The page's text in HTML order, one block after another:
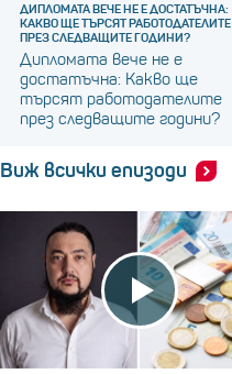
ДИПЛОМАТА ВЕЧЕ НЕ Е ДОСТАТЪЧНА:
КАКВО ЩЕ ТЪРСЯТ РАБОТОДАТЕЛИТЕ
ПРЕЗ СЛЕДВАЩИТЕ ГОДИНИ?
Дипломата вече не е
достатъчна: Какво ще
търсят работодателите
през следващите години?
Виж всички епизоди